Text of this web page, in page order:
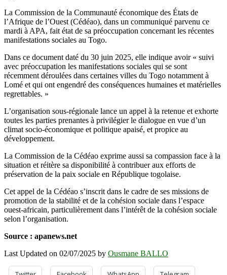
La Commission de la Communauté économique des États de
l’Afrique de l’Ouest (Cédéao), dans un communiqué parvenu ce
mardi à APA, fait état de sa préoccupation concernant les récentes
manifestations sociales au Togo.
Dans ce document daté du 30 juin 2025, elle indique avoir « suivi
avec préoccupation les manifestations sociales qui se sont
récemment déroulées dans certaines villes du Togo notamment à
Lomé et qui ont engendré des conséquences humaines et matérielles
regrettables. »
L’organisation sous-régionale lance un appel à la retenue et exhorte
toutes les parties prenantes à privilégier le dialogue en vue d’un
climat socio-économique et politique apaisé, et propice au
développement.
La Commission de la Cédéao exprime aussi sa compassion face à la
situation et réitère sa disponibilité à contribuer aux efforts de
préservation de la paix sociale en République togolaise.
Cet appel de la Cédéao s’inscrit dans le cadre de ses missions de
promotion de la stabilité et de la cohésion sociale dans l’espace
ouest-africain, particulièrement dans l’intérêt de la cohésion sociale
selon l’organisation.
Source : apanews.net
Last Updated on 02/07/2025 by Ousmane BALLO